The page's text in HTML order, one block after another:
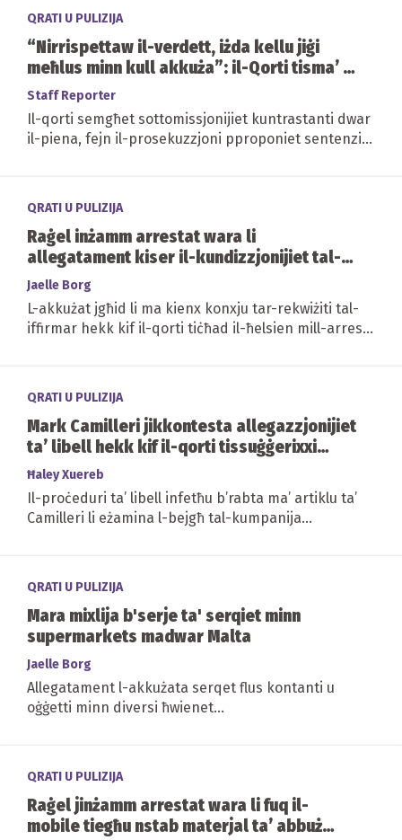
QRATI U PULIZIJA
“Nirrispettaw il-verdett, iżda kellu jiġi
meħlus minn kull akkuża”: il-Qorti tisma’ s-
sottomissjonijiet dwar il-piena f’każ ta’
traffikar ta’ kokaina.
Staff Reporter
Il-qorti semgħet sottomissjonijiet kuntrastanti dwar
il-piena, fejn il-prosekuzzjoni pproponiet sentenzi
QRATI U PULIZIJA
Raġel inżamm arrestat wara li
allegatament kiser il-kundizzjonijiet tal-
ħelsien mill-arrest
Jaelle Borg
L-akkużat jgħid li ma kienx konxju tar-rekwiżiti tal-
iffirmar hekk kif il-qorti tiċħad il-ħelsien mill-arrest
QRATI U PULIZIJA
Mark Camilleri jikkontesta allegazzjonijiet
ta’ libell hekk kif il-qorti tissuġġerixxi
ftehim barra mill-qorti
Ħaley Xuereb
Il-proċeduri ta’ libell infetħu b’rabta ma’ artiklu ta’
Camilleri li eżamina l-bejgħ tal-kumpanija
QRATI U PULIZIJA
Mara mixlija b'serje ta' serqiet minn
supermarkets madwar Malta
Jaelle Borg
Allegatament l-akkużata serqet flus kontanti u
oġġetti minn diversi ħwienet...
QRATI U PULIZIJA
Raġel jinżamm arrestat wara li fuq il-
mobile tiegħu nstab materjal ta’ abbuż